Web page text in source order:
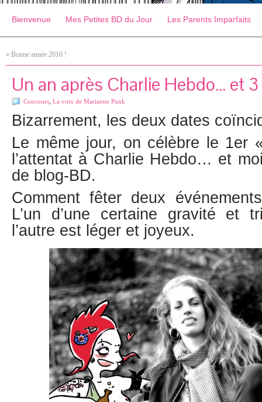
Bienvenue Mes Petites BD du Jour Les Parents Imparfaits
« Bonne année 2016 !
Un an après Charlie Hebdo… et
Concours La voix de Marianne Punk
Bizarrement, les deux dates
Le même jour, on célèbre le 1er
l’attentat à Charlie Hebdo… et
de blog-BD.
Comment fêter deux
L’un d’une certaine gravité et
l’autre est léger et joyeux.